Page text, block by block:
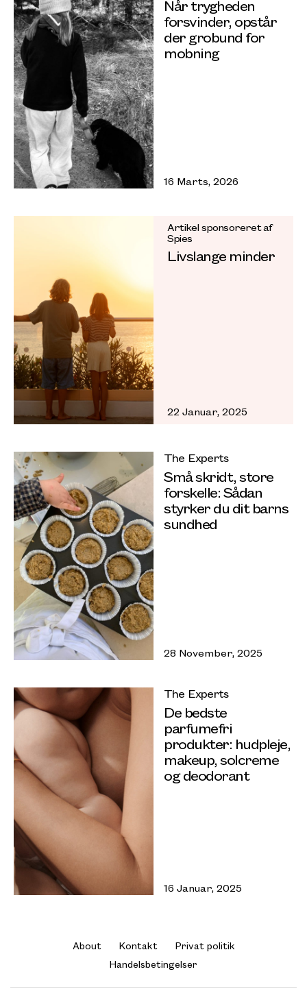
Når trygheden
forsvinder, opstår
der grobund for
mobning
16 Marts, 2026
Artikel sponsoreret af
Spies
Livslange minder
22 Januar, 2025
The Experts
Små skridt, store
forskelle: Sådan
styrker du dit barns
sundhed
28 November, 2025
The Experts
De bedste
parfumefri
produkter: hudpleje,
makeup, solcreme
og deodorant
16 Januar, 2025
About Kontakt
Privat politik
Handelsbetingelser